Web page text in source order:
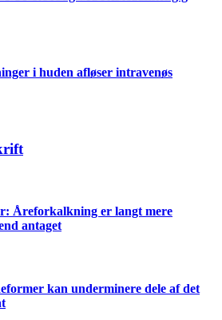
i huden afløser intravenøs
Åreforkalkning er langt mere
antaget
kan underminere dele af det